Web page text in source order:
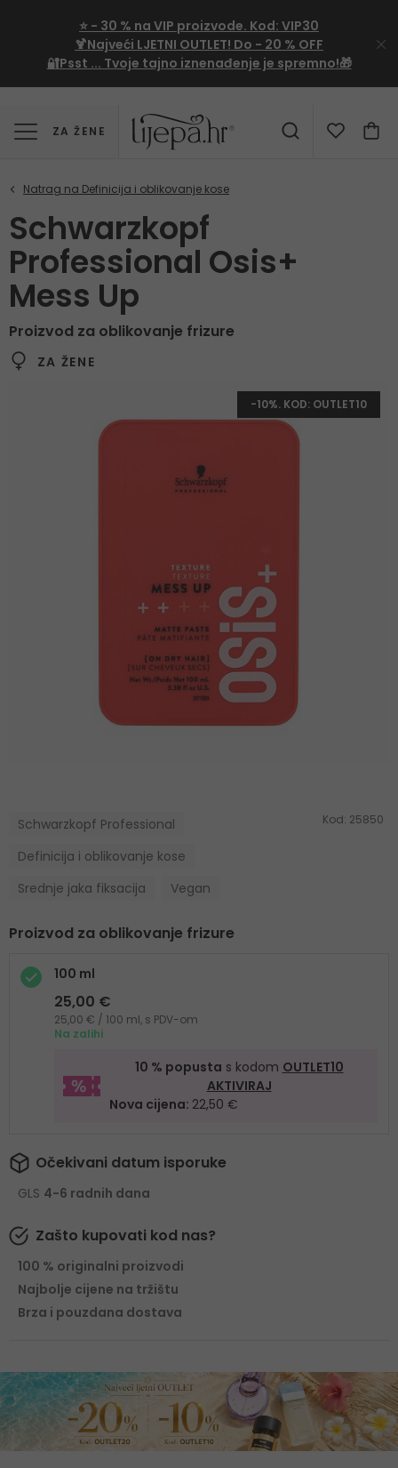
⭐ - 30 % na VIP proizvode. Kod: VIP30
🍹Najveći LJETNI OUTLET! Do - 20 % OFF
🔐Psst ... Tvoje tajno iznenađenje je spremno!🎁
ZA ŽENE
Schwarzkopf
Professional Osis+
Mess Up
Proizvod za oblikovanje frizure
ZA ŽENE
-10%. KOD: OUTLET10
Schwarzkopf Professional
Definicija i oblikovanje kose
Srednje jaka fiksacija
Vegan
Kod: 25850
Proizvod za oblikovanje frizure
100 ml
25,00 €
25,00 € / 100 ml, s PDV-om
Na zalihi
10 % popusta s kodom OUTLET10
AKTIVIRAJ
Nova cijena: 22,50 €
Očekivani datum isporuke
GLS 4-6 radnih dana
Zašto kupovati kod nas?
100 % originalni proizvodi
Najbolje cijene na tržištu
Brza i pouzdana dostava